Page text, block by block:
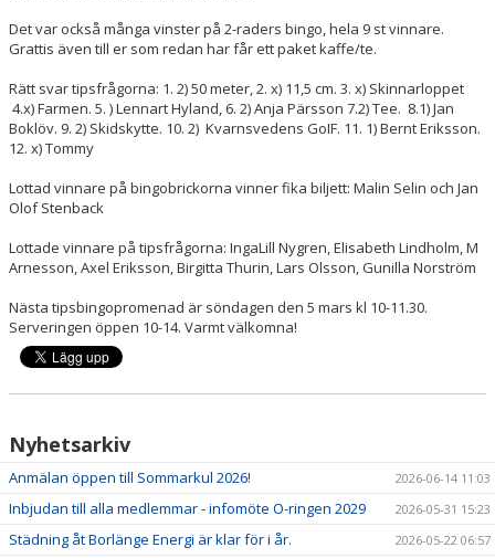
ARRANGEMANG
Det var också många vinster på 2-raders bingo, hela 9 st vinnare.
Grattis även till er som redan har får ett paket kaffe/te.
Rätt svar tipsfrågorna: 1. 2) 50 meter, 2. x) 11,5 cm. 3. x) Skinnarloppet
4.x) Farmen. 5. ) Lennart Hyland, 6. 2) Anja Pärsson 7.2) Tee. 8.1) Jan
Boklöv. 9. 2) Skidskytte. 10. 2) Kvarnsvedens GoIF. 11. 1) Bernt Eriksson.
12. x) Tommy
Lottad vinnare på bingobrickorna vinner fika biljett: Malin Selin och Jan
Olof Stenback
Lottade vinnare på tipsfrågorna: IngaLill Nygren, Elisabeth Lindholm, M
Arnesson, Axel Eriksson, Birgitta Thurin, Lars Olsson, Gunilla Norström
Nästa tipsbingopromenad är söndagen den 5 mars kl 10-11.30.
Serveringen öppen 10-14. Varmt välkomna!
Nyhetsarkiv
Anmälan öppen till Sommarkul 2026! 2026-06-14 11:03
Inbjudan till alla medlemmar - infomöte O-ringen 2029 2026-05-31 15:23
Städning åt Borlänge Energi är klar för i år. 2026-05-22 06:57